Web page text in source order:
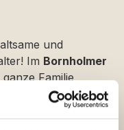
und
Im Bornholmer
Familie